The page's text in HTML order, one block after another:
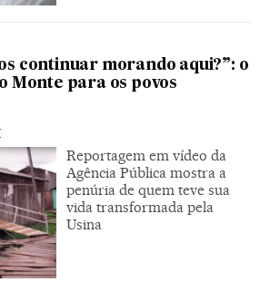
continuar morando aqui?”: o
Monte para os povos
Reportagem em vídeo da
Agência Pública mostra a
penúria de quem teve sua
vida transformada pela
Usina